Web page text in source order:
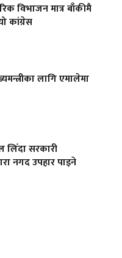
विभाजन मात्र बाँकीमै
कांग्रेस
लागि एमालेमा
लिँदा सरकारी
नगद उपहार पाइने